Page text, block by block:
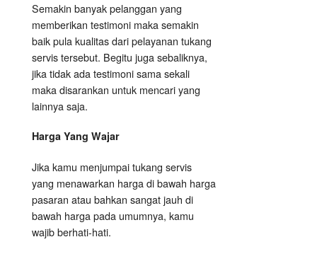
Semakin banyak pelanggan yang
memberikan testimoni maka semakin
baik pula kualitas dari pelayanan tukang
servis tersebut. Begitu juga sebaliknya,
jika tidak ada testimoni sama sekali
maka disarankan untuk mencari yang
lainnya saja.
Harga Yang Wajar
Jika kamu menjumpai tukang servis
yang menawarkan harga di bawah harga
pasaran atau bahkan sangat jauh di
bawah harga pada umumnya, kamu
wajib berhati-hati.